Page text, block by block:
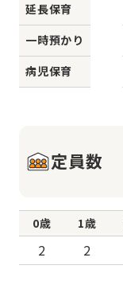
延長保育
一時預かり
病児保育
定員数
0歳 1歳
2 2